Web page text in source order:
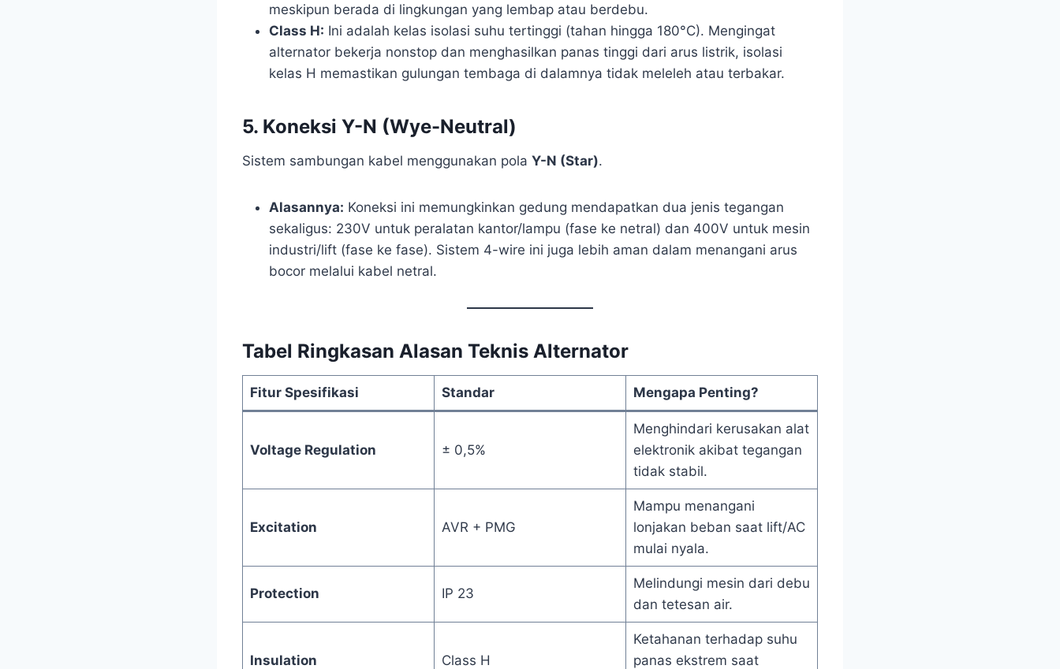
meskipun berada di lingkungan yang lembap atau berdebu.
Class H: Ini adalah kelas isolasi suhu tertinggi (tahan hingga 180°C). Mengingat
alternator bekerja nonstop dan menghasilkan panas tinggi dari arus listrik, isolasi
kelas H memastikan gulungan tembaga di dalamnya tidak meleleh atau terbakar.
5. Koneksi Y-N (Wye-Neutral)
Sistem sambungan kabel menggunakan pola Y-N (Star).
Alasannya: Koneksi ini memungkinkan gedung mendapatkan dua jenis tegangan
sekaligus: 230V untuk peralatan kantor/lampu (fase ke netral) dan 400V untuk mesin
industri/lift (fase ke fase). Sistem 4-wire ini juga lebih aman dalam menangani arus
bocor melalui kabel netral.
Tabel Ringkasan Alasan Teknis Alternator
Fitur Spesifikasi Standar Mengapa Penting?
Voltage Regulation ± 0,5%
Menghindari kerusakan alat
elektronik akibat tegangan
tidak stabil.
Excitation AVR + PMG
Mampu menangani
lonjakan beban saat lift/AC
mulai nyala.
Protection IP 23
Melindungi mesin dari debu
dan tetesan air.
Insulation Class H
Ketahanan terhadap suhu
panas ekstrem saat